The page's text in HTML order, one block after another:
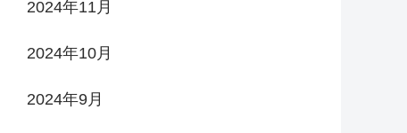
2024年11月
2024年10月
2024年9月